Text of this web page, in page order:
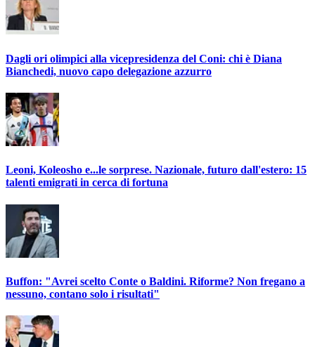
Dagli ori olimpici alla vicepresidenza del Coni: chi è Diana
Bianchedi, nuovo capo delegazione azzurro
Leoni, Koleosho e...le sorprese. Nazionale, futuro dall'estero: 15
talenti emigrati in cerca di fortuna
Buffon: "Avrei scelto Conte o Baldini. Riforme? Non fregano a
nessuno, contano solo i risultati"